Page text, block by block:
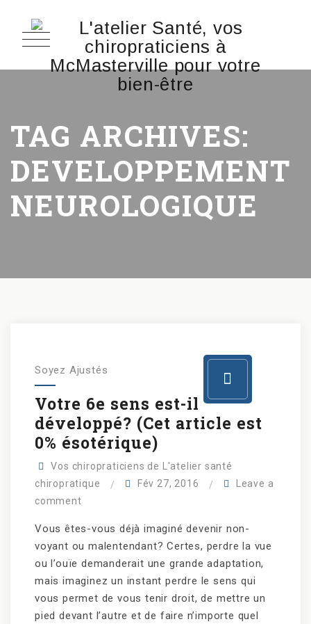
TAG ARCHIVES:
DEVELOPPEMENT
NEUROLOGIQUE
Soyez Ajustés
Votre 6e sens est-il
développé? (Cet article est
0% ésotérique)
Vos chiropraticiens de L'atelier santé
chiropratique
Fév 27, 2016
Leave a
comment
Vous êtes-vous déjà imaginé devenir non-
voyant ou malentendant? Certes, perdre la vue
ou l’ouïe demanderait une grande adaptation,
mais imaginez un instant perdre le sens qui
vous permet de vous tenir droit, de mettre un
pied devant l’autre et de faire n’importe quel